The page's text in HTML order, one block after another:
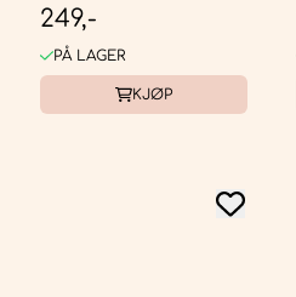
249,-
PÅ LAGER
KJØP